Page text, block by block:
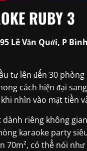
RUBY 3
Lê Văn Quới, P
tư lên đến 30
cách hiện đại
nhìn vào mặt tiền
dành riêng không
karaoke party
70m², có thể nói như